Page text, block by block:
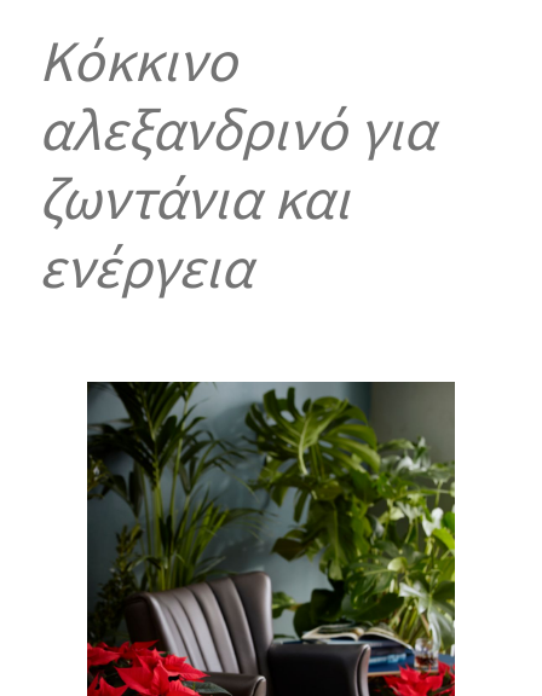
Κόκκινο
αλεξανδρινό για
ζωντάνια και
ενέργεια